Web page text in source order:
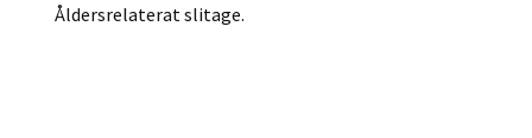
Åldersrelaterat slitage.